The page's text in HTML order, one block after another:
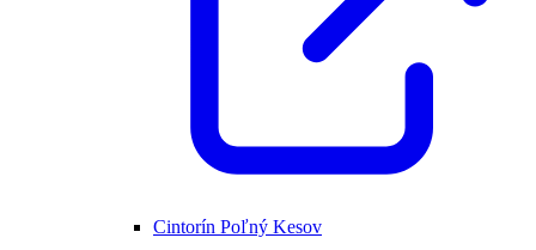
Cintorín Poľný Kesov